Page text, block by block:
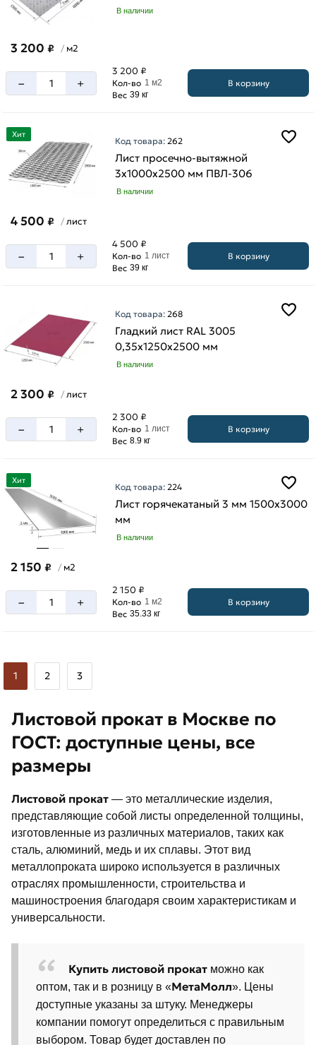
В наличии
3 200 ₽ / м2
– +
3 200 ₽
Кол-во 1 м2
Вес 39 кг
В корзину
Хит
Код товара: 262
Лист просечно-вытяжной
3х1000х2500 мм ПВЛ-306
В наличии
4 500 ₽ / лист
– +
4 500 ₽
Кол-во 1 лист
Вес 39 кг
В корзину
Код товара: 268
Гладкий лист RAL 3005
0,35х1250х2500 мм
В наличии
2 300 ₽ / лист
– +
2 300 ₽
Кол-во 1 лист
Вес 8.9 кг
В корзину
Хит
Код товара: 224
Лист горячекатаный 3 мм 1500х3000
мм
В наличии
2 150 ₽ / м2
– +
2 150 ₽
Кол-во 1 м2
Вес 35.33 кг
В корзину
1 2 3
Листовой прокат в Москве по
ГОСТ: доступные цены, все
размеры
Листовой прокат — это металлические изделия,
представляющие собой листы определенной толщины,
изготовленные из различных материалов, таких как
сталь, алюминий, медь и их сплавы. Этот вид
металлопроката широко используется в различных
отраслях промышленности, строительства и
машиностроения благодаря своим характеристикам и
универсальности.
Купить листовой прокат можно как
оптом, так и в розницу в «МетаМолл». Цены
доступные указаны за штуку. Менеджеры
компании помогут определиться с правильным
выбором. Товар будет доставлен по